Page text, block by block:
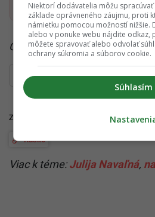
Čítaj viac z kategórie: Rusko
Ďakujeme, že čítaš
alebo si našiel v
Zdroje: SITA,
Rusko
Viac k téme:Julija Navaľná,
Niektorí dodávatelia môžu
základe oprávneného záujmu, proti
námietku pomocou možností nižšie.
alebo v ponuke webu nájdite odkaz,
môžete spravovať alebo odvolať
ochrany súkromia a súborov cookie.
Súhlasím